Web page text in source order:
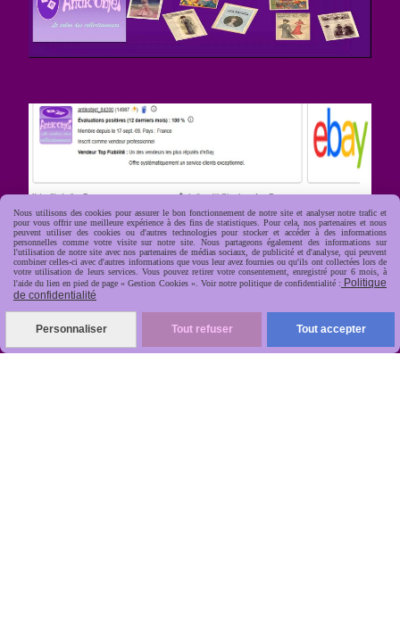
apide, soignée, sécurisée
Nous utilisons des cookies pour assurer le bon fonctionnement de notre site et analyser notre trafic et
pour vous offrir une meilleure expérience à des fins de statistiques. Pour cela, nos partenaires et nous
peuvent utiliser des cookies ou d'autres technologies pour stocker et accéder à des informations
personnelles comme votre visite sur notre site. Nous partageons également des informations sur
l'utilisation de notre site avec nos partenaires de médias sociaux, de publicité et d'analyse, qui peuvent
combiner celles-ci avec d'autres informations que vous leur avez fournies ou qu'ils ont collectées lors de
votre utilisation de leurs services. Vous pouvez retirer votre consentement, enregistré pour 6 mois, à
l'aide du lien en pied de page « Gestion Cookies ». Voir notre politique de confidentialité : Politique
de confidentialité
Personnaliser Tout refuser Tout accepter